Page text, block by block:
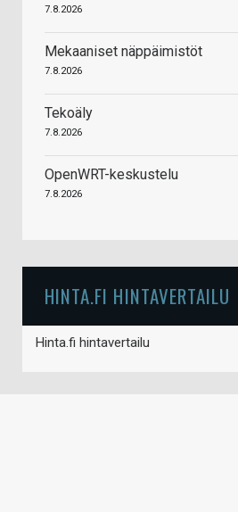
7.8.2026
Mekaaniset näppäimistöt
7.8.2026
Tekoäly
7.8.2026
OpenWRT-keskustelu
7.8.2026
HINTA.FI HINTAVERTAILU
Hinta.fi hintavertailu